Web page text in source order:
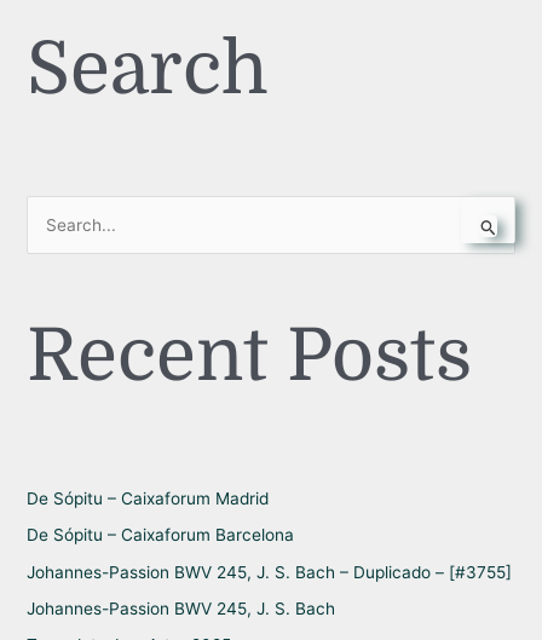
Search
r
r
:
Recent Posts
De Sópitu – Caixaforum Madrid
De Sópitu – Caixaforum Barcelona
Johannes-Passion BWV 245, J. S. Bach – Duplicado – [#3755]
Johannes-Passion BWV 245, J. S. Bach